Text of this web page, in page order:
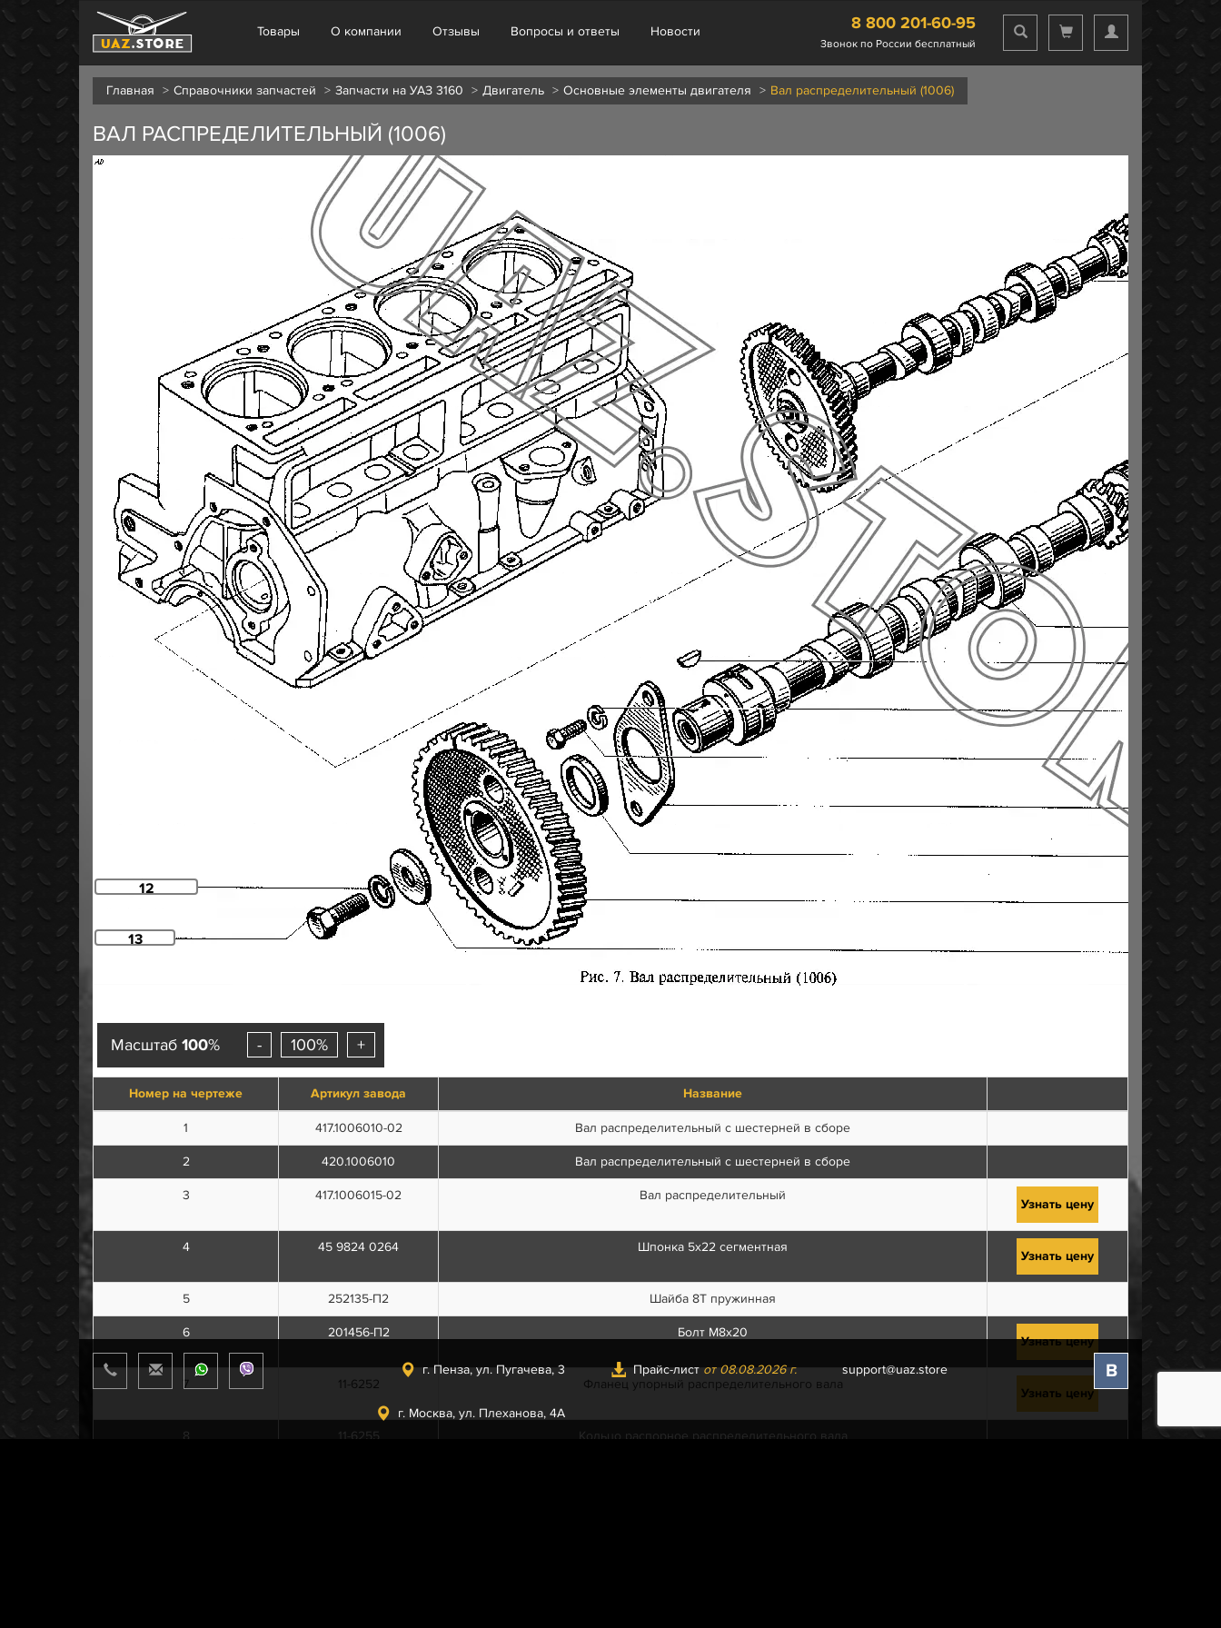
Товары О компании Отзывы Вопросы и ответы Новости 8 800 201-60-95
Звонок по России бесплатный
Главная Справочники запчастей Запчасти на УАЗ 3160 Двигатель Основные элементы двигателя Вал распределительный (1006)
ВАЛ РАСПРЕДЕЛИТЕЛЬНЫЙ (1006)
12
13
Масштаб 100% - 100% +
Номер на чертеже Артикул завода Название
1 417.1006010-02 Вал распределительный с шестерней в сборе
2 420.1006010 Вал распределительный с шестерней в сборе
3 417.1006015-02 Вал распределительный
Узнать цену
4 45 9824 0264 Шпонка 5х22 сегментная
Узнать цену
5 252135-П2 Шайба 8Т пружинная
6 201456-П2 Болт М8х20
Узнать цену
7 11-6252 Фланец упорный распределительного вала
Узнать цену
8 11-6255 Кольцо распорное распределительного вала
г. Пенза, ул. Пугачева, 3
г. Москва, ул. Плеханова, 4А
Прайс-листот 08.08.2026 г. support@uaz.store В